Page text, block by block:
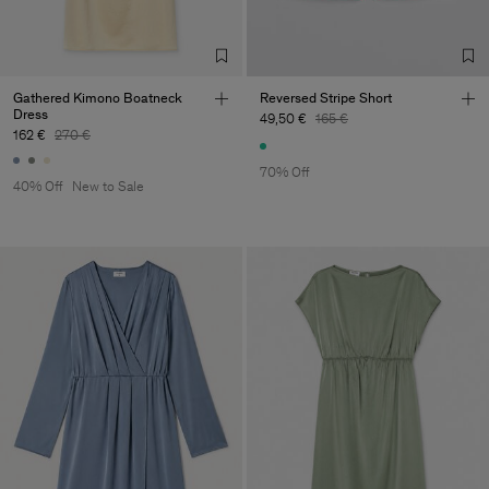
Gathered Kimono Boatneck
Dress
162 € 270 €
40% Off New to Sale
Reversed Stripe Short
49,50 € 165 €
70% Off